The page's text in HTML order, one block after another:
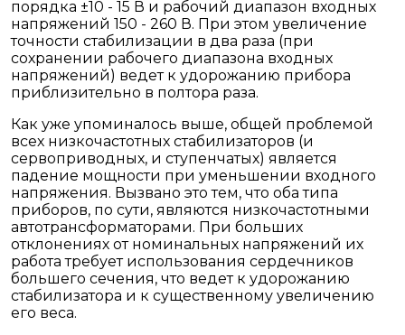
порядка ±10 - 15 В и рабочий диапазон входных
напряжений 150 - 260 В. При этом увеличение
точности стабилизации в два раза (при
сохранении рабочего диапазона входных
напряжений) ведет к удорожанию прибора
приблизительно в полтора раза.
Как уже упоминалось выше, общей проблемой
всех низкочастотных стабилизаторов (и
сервоприводных, и ступенчатых) является
падение мощности при уменьшении входного
напряжения. Вызвано это тем, что оба типа
приборов, по сути, являются низкочастотными
автотрансформаторами. При больших
отклонениях от номинальных напряжений их
работа требует использования сердечников
большего сечения, что ведет к удорожанию
стабилизатора и к существенному увеличению
его веса.